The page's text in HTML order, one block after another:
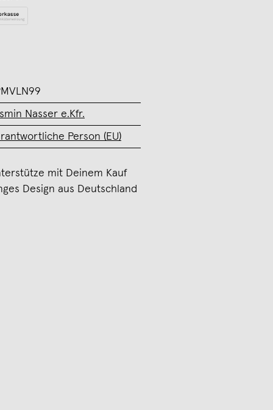
Nasser e.Kfr.
Person (EU)
mit Deinem Kauf
Design aus Deutschland